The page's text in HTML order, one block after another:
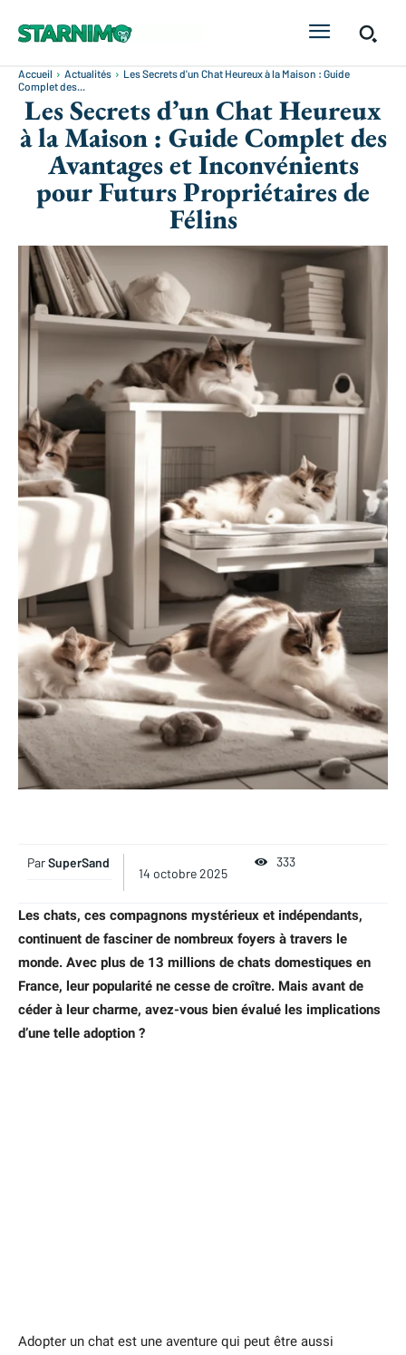
Accueil Actualités
Les Secrets d'un Chat Heureux à la Maison : Guide
Complet des...
Les Secrets d’un Chat Heureux
à la Maison : Guide Complet des
Avantages et Inconvénients
pour Futurs Propriétaires de
Félins
ParSuperSand
14 octobre 2025
333
Les chats, ces compagnons mystérieux et indépendants,
continuent de fasciner de nombreux foyers à travers le
monde. Avec plus de 13 millions de chats domestiques en
France, leur popularité ne cesse de croître. Mais avant de
céder à leur charme, avez-vous bien évalué les implications
d’une telle adoption ?
Adopter un chat est une aventure qui peut être aussi